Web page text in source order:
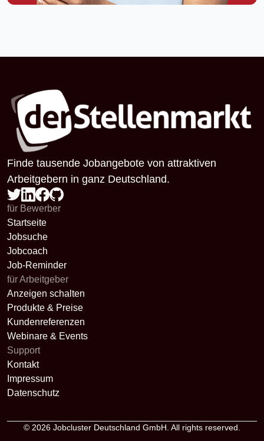
Finde tausende Jobangebote von attraktiven
Arbeitgebern in ganz Deutschland.
für Bewerber
Startseite
Jobsuche
Jobcoach
Job-Reminder
für Arbeitgeber
Anzeigen schalten
Produkte & Preise
Kundenreferenzen
Webinare & Events
Support
Kontakt
Impressum
Datenschutz
© 2026 Jobcluster Deutschland GmbH. All rights reserved.